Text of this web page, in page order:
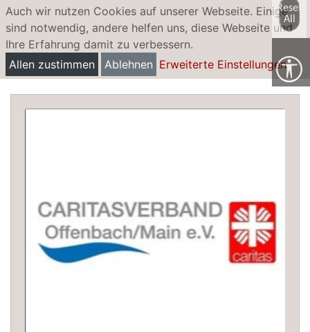
Auch wir nutzen Cookies auf unserer Webseite. Einige
sind notwendig, andere helfen uns, diese Webseite und
Ihre Erfahrung damit zu verbessern.
Allen zustimmen
Ablehnen Erweiterte Einstellungen
Pflege und betreutes Wohnen in Klein-
Auheim
Reset
All